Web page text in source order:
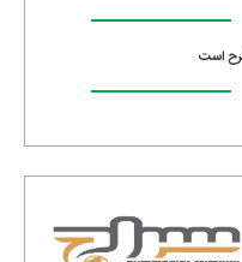
است